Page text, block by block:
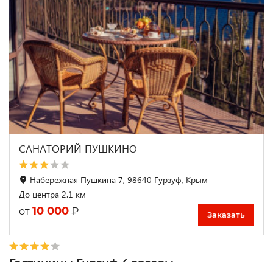
САНАТОРИЙ ПУШКИНО
Набережная Пушкина 7, 98640 Гурзуф, Крым
До центра 2.1 км
от 10 000 ₽ Заказать